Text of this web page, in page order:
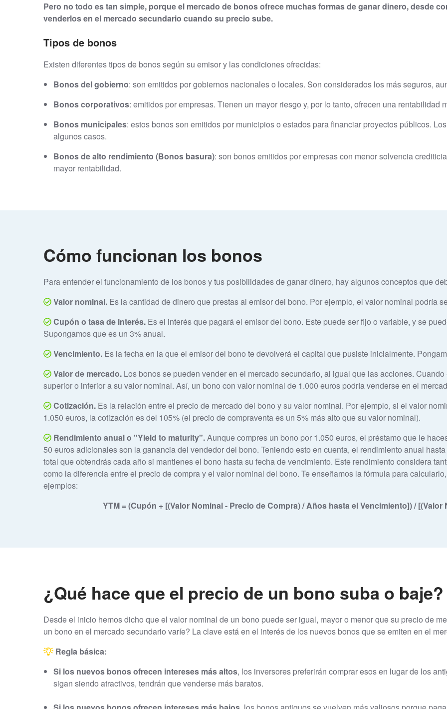
Pero no todo es tan simple, porque el mercado de bonos ofrece muchas formas de ganar dinero, desde
venderlos en el mercado secundario cuando su precio sube.
Tipos de bonos
Existen diferentes tipos de bonos según su emisor y las condiciones ofrecidas:
Bonos del gobierno: son emitidos por gobiernos nacionales o locales. Son considerados los más seguros,
Bonos corporativos: emitidos por empresas. Tienen un mayor riesgo y, por lo tanto, ofrecen una rentabilidad
Bonos municipales: estos bonos son emitidos por municipios o estados para financiar proyectos públicos.
algunos casos.
Bonos de alto rendimiento (Bonos basura): son bonos emitidos por empresas con menor solvencia
mayor rentabilidad.
Cómo funcionan los bonos
Para entender el funcionamiento de los bonos y tus posibilidades de ganar dinero, hay algunos conceptos que
Valor nominal. Es la cantidad de dinero que prestas al emisor del bono. Por ejemplo, el valor nominal podría
Cupón o tasa de interés. Es el interés que pagará el emisor del bono. Este puede ser fijo o variable, y se
Supongamos que es un 3% anual.
Vencimiento. Es la fecha en la que el emisor del bono te devolverá el capital que pusiste inicialmente.
Valor de mercado. Los bonos se pueden vender en el mercado secundario, al igual que las acciones.
superior o inferior a su valor nominal. Así, un bono con valor nominal de 1.000 euros podría venderse en el
Cotización. Es la relación entre el precio de mercado del bono y su valor nominal. Por ejemplo, si el valor
1.050 euros, la cotización es del 105% (el precio de compraventa es un 5% más alto que su valor nominal).
Rendimiento anual o "Yield to maturity".Aunque compres un bono por 1.050 euros, el préstamo que le
50 euros adicionales son la ganancia del vendedor del bono. Teniendo esto en cuenta, el rendimiento anual
total que obtendrás cada año si mantienes el bono hasta su fecha de vencimiento. Este rendimiento considera
como la diferencia entre el precio de compra y el valor nominal del bono. Te enseñamos la fórmula para
ejemplos:
YTM = (Cupón + [(Valor Nominal - Precio de Compra) / Años hasta el Vencimiento]) /
¿Qué hace que el precio de un bono suba o baje?
Desde el inicio hemos dicho que el valor nominal de un bono puede ser igual, mayor o menor que su precio de
un bono en el mercado secundario varíe? La clave está en el interés de los nuevos bonos que se emiten en el
Regla básica:
Si los nuevos bonos ofrecen intereses más altos, los inversores preferirán comprar esos en lugar de los
sigan siendo atractivos, tendrán que venderse más baratos.